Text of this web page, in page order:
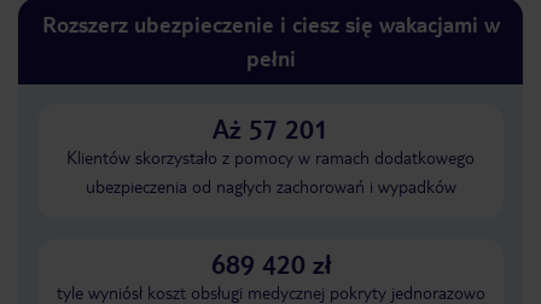
Rozszerz ubezpieczenie i ciesz się wakacjami w
pełni
Aż 57 201
Klientów skorzystało z pomocy w ramach dodatkowego
ubezpieczenia od nagłych zachorowań i wypadków
689 420 zł
tyle wyniósł koszt obsługi medycznej pokryty jednorazowo